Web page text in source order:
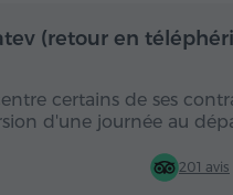
journée(retour en
certains de ses
d'une journée au
201 avis